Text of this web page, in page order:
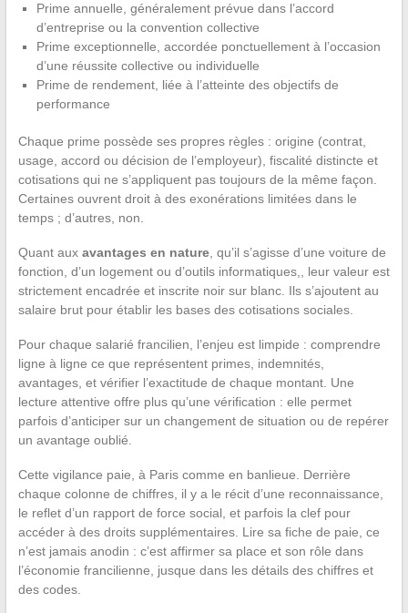
Prime annuelle, généralement prévue dans l’accord
d’entreprise ou la convention collective
Prime exceptionnelle, accordée ponctuellement à l’occasion
d’une réussite collective ou individuelle
Prime de rendement, liée à l’atteinte des objectifs de
performance
Chaque prime possède ses propres règles : origine (contrat,
usage, accord ou décision de l’employeur), fiscalité distincte et
cotisations qui ne s’appliquent pas toujours de la même façon.
Certaines ouvrent droit à des exonérations limitées dans le
temps ; d’autres, non.
Quant aux avantages en nature, qu’il s’agisse d’une voiture de
fonction, d’un logement ou d’outils informatiques,, leur valeur est
strictement encadrée et inscrite noir sur blanc. Ils s’ajoutent au
salaire brut pour établir les bases des cotisations sociales.
Pour chaque salarié francilien, l’enjeu est limpide : comprendre
ligne à ligne ce que représentent primes, indemnités,
avantages, et vérifier l’exactitude de chaque montant. Une
lecture attentive offre plus qu’une vérification : elle permet
parfois d’anticiper sur un changement de situation ou de repérer
un avantage oublié.
Cette vigilance paie, à Paris comme en banlieue. Derrière
chaque colonne de chiffres, il y a le récit d’une reconnaissance,
le reflet d’un rapport de force social, et parfois la clef pour
accéder à des droits supplémentaires. Lire sa fiche de paie, ce
n’est jamais anodin : c’est affirmer sa place et son rôle dans
l’économie francilienne, jusque dans les détails des chiffres et
des codes.